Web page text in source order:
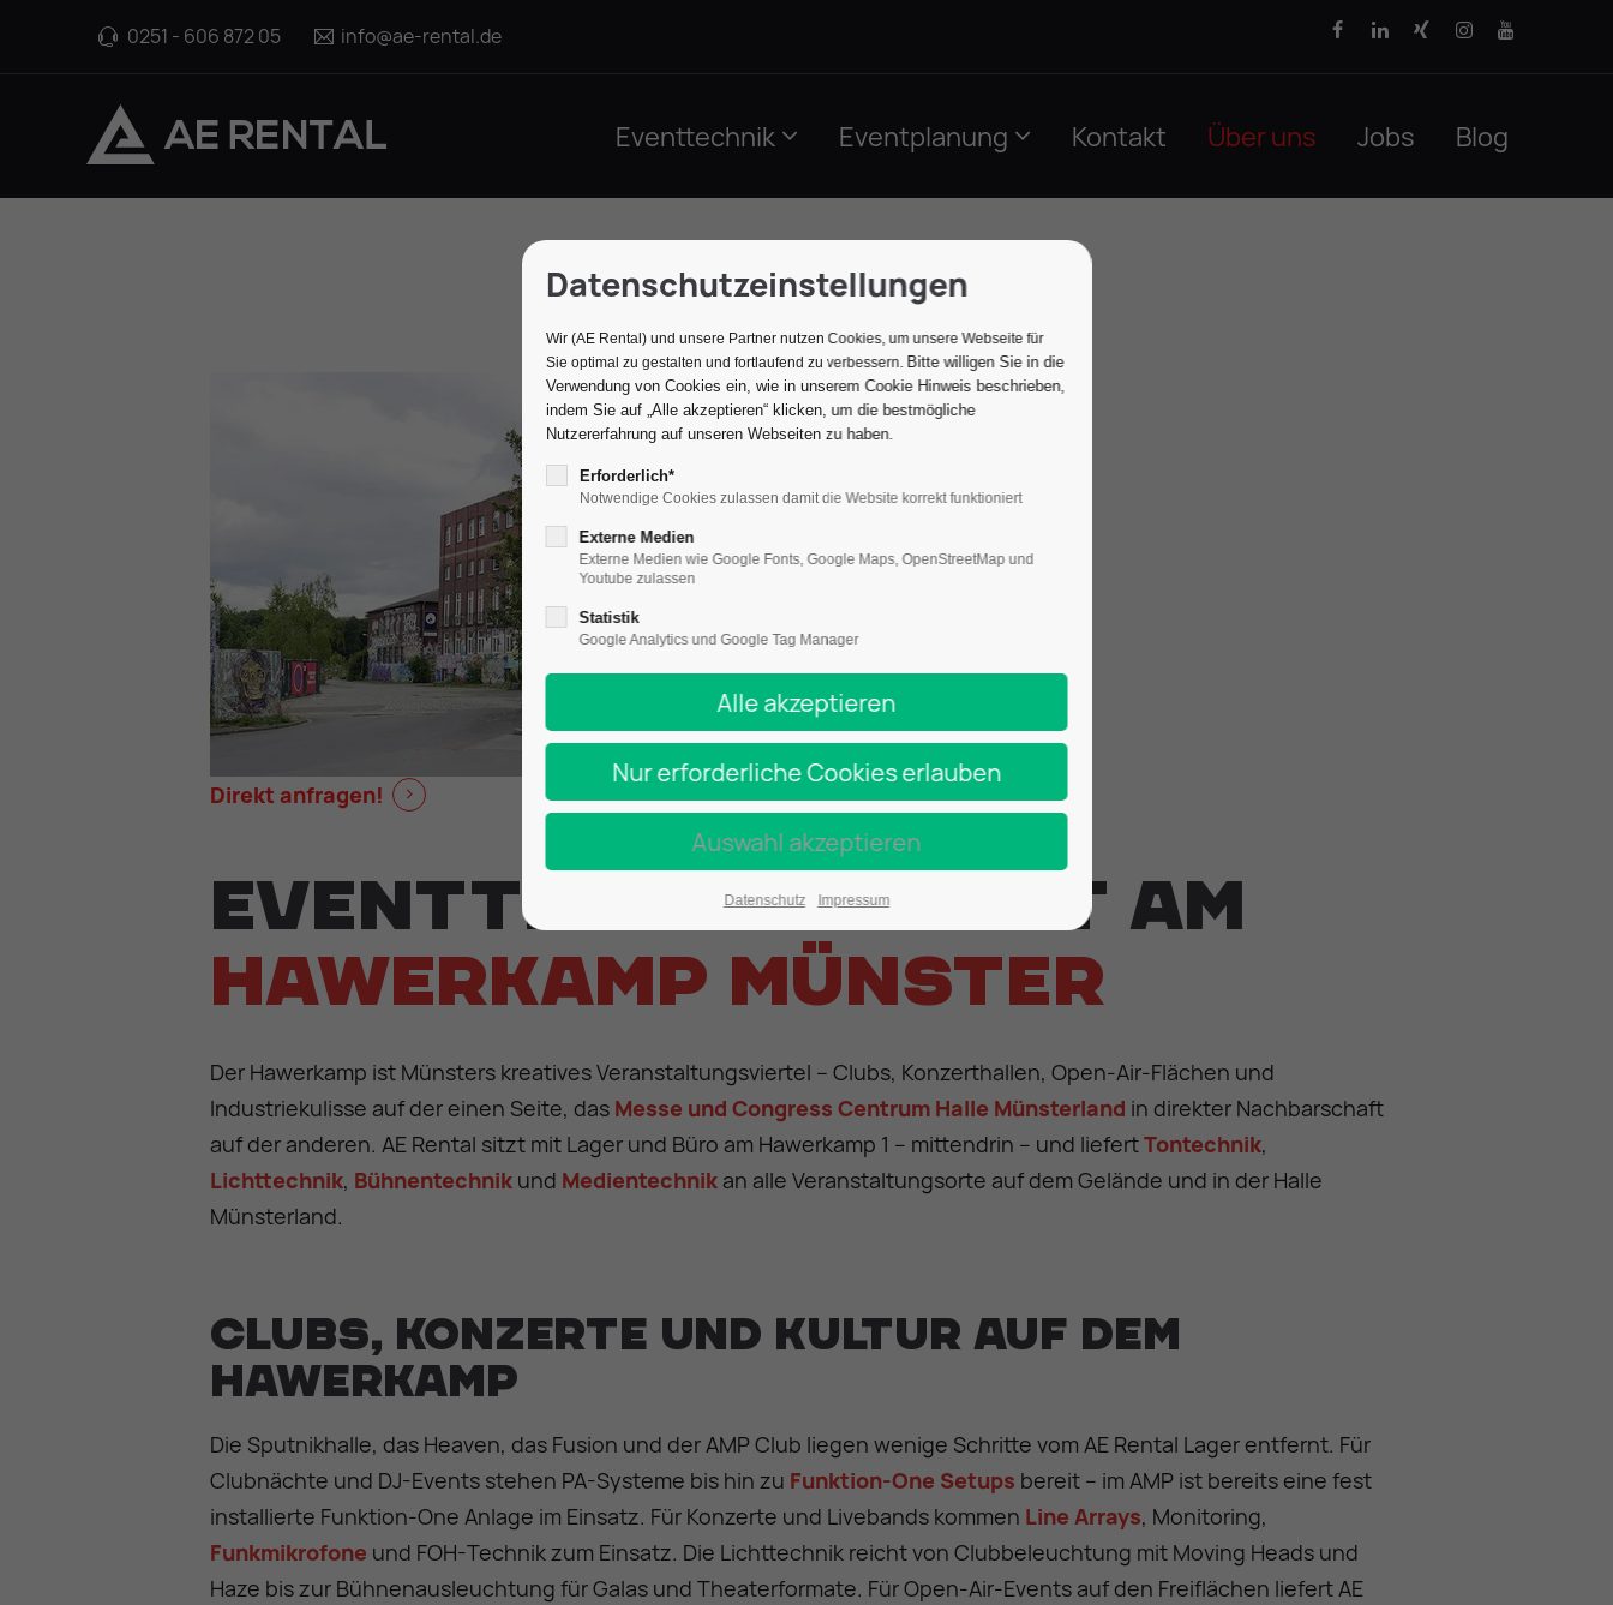
0251 - 606 872 05 info@ae-rental.de
Eventtechnik Eventplanung Kontakt Über uns Jobs Blog
Direkt anfragen!
Eventtechnik direkt am
Hawerkamp Münster
Der Hawerkamp ist Münsters kreatives Veranstaltungsviertel – Clubs, Konzerthallen, Open-Air-Flächen und
Industriekulisse auf der einen Seite, das Messe und Congress Centrum Halle Münsterland in direkter Nachbarschaft
auf der anderen. AE Rental sitzt mit Lager und Büro am Hawerkamp 1 – mittendrin – und liefertTontechnik,
Lichttechnik, Bühnentechnikund Medientechnikan alle Veranstaltungsorte auf dem Gelände und in der Halle
Münsterland.
Clubs, Konzerte und Kultur auf dem
Hawerkamp
Die Sputnikhalle, das Heaven, das Fusion und der AMP Club liegen wenige Schritte vom AE Rental Lager entfernt. Für
Clubnächte und DJ-Events stehen PA-Systeme bis hin zu Funktion-One Setups bereit – im AMP ist bereits eine fest
installierte Funktion-One Anlage im Einsatz. Für Konzerte und Livebands kommen Line Arrays, Monitoring,
Funkmikrofone und FOH-Technik zum Einsatz. Die Lichttechnik reicht von Clubbeleuchtung mit Moving Heads und
Haze bis zur Bühnenausleuchtung für Galas und Theaterformate. Für Open-Air-Events auf den Freiflächen liefert AE
Datenschutzeinstellungen
Wir (AE Rental) und unsere Partner nutzen Cookies, um unsere Webseite für
Sie optimal zu gestalten und fortlaufend zu verbessern. Bitte willigen Sie in die
Verwendung von Cookies ein, wie in unserem Cookie Hinweis beschrieben,
indem Sie auf „Alle akzeptieren“ klicken, um die bestmögliche
Nutzererfahrung auf unseren Webseiten zu haben.
Erforderlich*
Notwendige Cookies zulassen damit die Website korrekt funktioniert
Externe Medien
Externe Medien wie Google Fonts, Google Maps, OpenStreetMap und
Youtube zulassen
Statistik
Google Analytics und Google Tag Manager
Datenschutz Impressum